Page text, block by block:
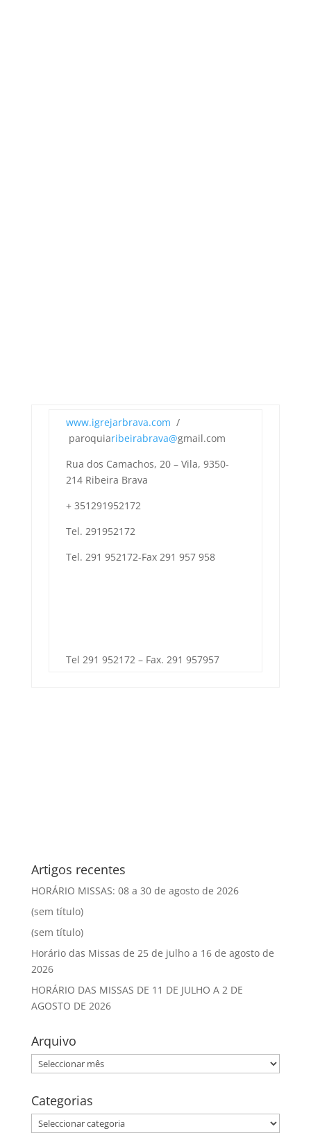
www.igrejarbrava.com /
paroquiaribeirabrava@gmail.com
Rua dos Camachos, 20 – Vila, 9350-
214 Ribeira Brava
+ 351291952172
Tel. 291952172
Tel. 291 952172-Fax 291 957 958
Tel 291 952172 – Fax. 291 957957
Artigos recentes
HORÁRIO MISSAS: 08 a 30 de agosto de 2026
(sem título)
(sem título)
Horário das Missas de 25 de julho a 16 de agosto de
2026
HORÁRIO DAS MISSAS DE 11 DE JULHO A 2 DE
AGOSTO DE 2026
Arquivo
Arquivo
Categorias
Categorias